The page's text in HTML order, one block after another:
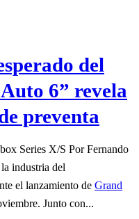
del
6” revela
preventa
Series X/S Por Fernando
industria del
el lanzamiento de Grand
Junto con...